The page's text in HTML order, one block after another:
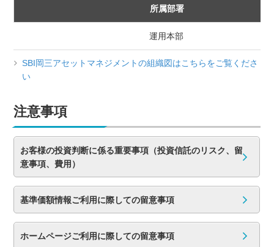
所属部署
運用本部
SBI岡三アセットマネジメントの組織図はこちらをご覧くださ
い
注意事項
お客様の投資判断に係る重要事項（投資信託のリスク、留
意事項、費用）
基準価額情報ご利用に際しての留意事項
ホームページご利用に際しての留意事項